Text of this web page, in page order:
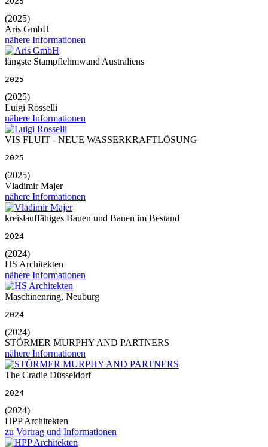
(2025)
Aris GmbH
nähere Informationen
längste Stampflehmwand Australiens
2025
(2025)
Luigi Rosselli
nähere Informationen
VIS FLUIT - NEUE WASSERKRAFTLÖSUNG
2025
(2025)
Vladimir Majer
nähere Informationen
kreislauffähiges Bauen und Bauen im Bestand
2024
(2024)
HS Architekten
nähere Informationen
Maschinenring, Neuburg
2024
(2024)
STÖRMER MURPHY AND PARTNERS
nähere Informationen
The Cradle Düsseldorf
2024
(2024)
HPP Architekten
zu Vortrag und Informationen